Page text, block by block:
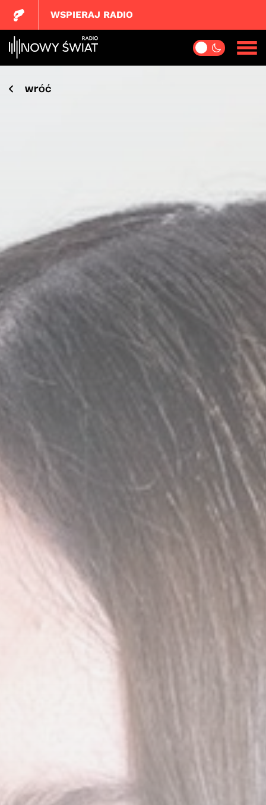
WSPIERAJ RADIO
wróć